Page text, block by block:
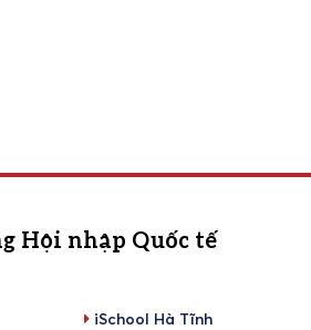
Hội nhập Quốc tế
iSchool Hà Tĩnh